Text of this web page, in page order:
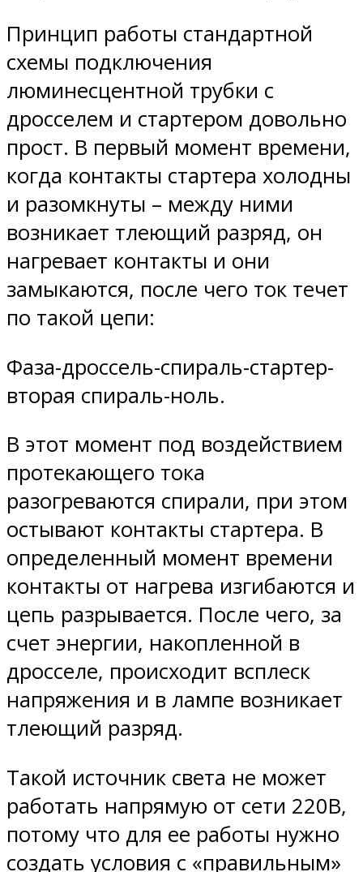
Принцип работы стандартной
схемы подключения
люминесцентной трубки с
дросселем и стартером довольно
прост. В первый момент времени,
когда контакты стартера холодны
и разомкнуты – между ними
возникает тлеющий разряд, он
нагревает контакты и они
замыкаются, после чего ток течет
по такой цепи:
Фаза-дроссель-спираль-стартер-
вторая спираль-ноль.
В этот момент под воздействием
протекающего тока
разогреваются спирали, при этом
остывают контакты стартера. В
определенный момент времени
контакты от нагрева изгибаются и
цепь разрывается. После чего, за
счет энергии, накопленной в
дросселе, происходит всплеск
напряжения и в лампе возникает
тлеющий разряд.
Такой источник света не может
работать напрямую от сети 220В,
потому что для ее работы нужно
создать условия с «правильным»